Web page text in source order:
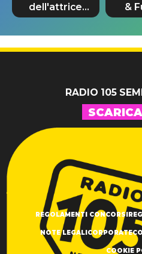
dell'attrice
da Stranger
Things a
Spider-Man
&
RADIO 105
REGOLAMENTI CONCORSI
NOTE LEGALICORPORATE
COOKIE